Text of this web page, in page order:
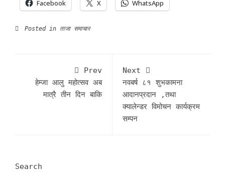
Facebook X WhatsApp
Posted in ताजा समाचार
Prev
हेम्जा आलु महोत्सव अब
मात्रै तीन दिन बाकि
Next
नवबर्ष ८१ शुभकामना
आदानप्रदान ,तथा
क्यालेन्डर विमोचन कार्यक्रम
सम्पन
Search